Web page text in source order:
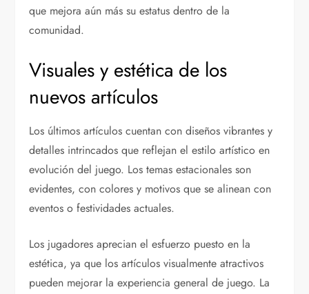
que mejora aún más su estatus dentro de la
comunidad.
Visuales y estética de los
nuevos artículos
Los últimos artículos cuentan con diseños vibrantes y
detalles intrincados que reflejan el estilo artístico en
evolución del juego. Los temas estacionales son
evidentes, con colores y motivos que se alinean con
eventos o festividades actuales.
Los jugadores aprecian el esfuerzo puesto en la
estética, ya que los artículos visualmente atractivos
pueden mejorar la experiencia general de juego. La